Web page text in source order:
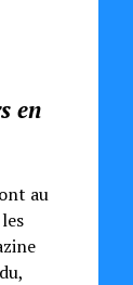
en
au